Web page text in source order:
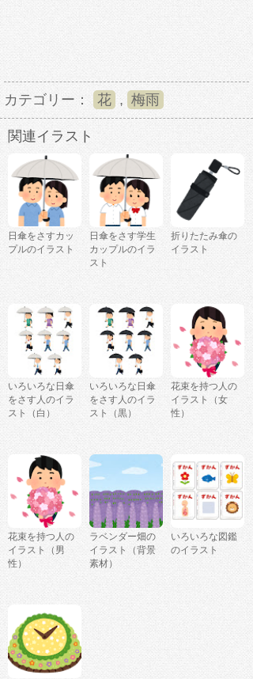
カテゴリー： 花 , 梅雨
関連イラスト
日傘をさすカッ
プルのイラスト
日傘をさす学生
カップルのイラ
スト
折りたたみ傘の
イラスト
いろいろな日傘
をさす人のイラ
スト（白）
いろいろな日傘
をさす人のイラ
スト（黒）
花束を持つ人の
イラスト（女
性）
花束を持つ人の
イラスト（男
性）
ラベンダー畑の
イラスト（背景
素材）
いろいろな図鑑
のイラスト